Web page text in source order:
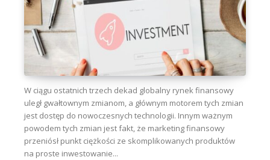
W ciągu ostatnich trzech dekad globalny rynek finansowy
uległ gwałtownym zmianom, a głównym motorem tych zmian
jest dostęp do nowoczesnych technologii. Innym ważnym
powodem tych zmian jest fakt, że marketing finansowy
przeniósł punkt ciężkości ze skomplikowanych produktów
na proste inwestowanie...